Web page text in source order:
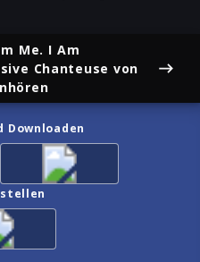
Me. I Am
Chanteuse von
Downloaden